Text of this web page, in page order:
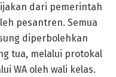
dari pemerintah
pesantren. Semua
diperbolehkan
tua, melalui protokal
WA oleh wali kelas.